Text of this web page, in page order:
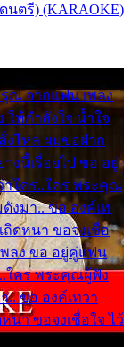
นตรี) (KARAOKE)
ณ จากแฟน เพลง
ให้กำลังใจ น้ำใจ
ไหล ผมขอฝาก
งนี้เรื่อยไป ขอ อยู่
าใคร..ใคร พระคุณ
งมา.. ขอ องค์เท
ดหนา ขอจงเชื่อ
พลง ขอ อยู่คู่แฟน
..ใคร พระคุณผู้ฟัง
.. ขอ องค์เทวา
า ขอจงเชื่อใจ ไว้